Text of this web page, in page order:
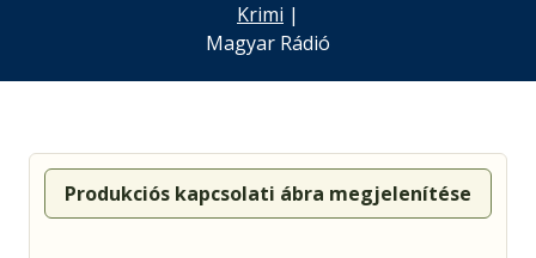
Krimi |
Magyar Rádió
Produkciós kapcsolati ábra megjelenítése